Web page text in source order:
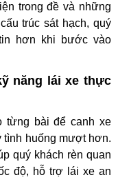
trong đề và những
trúc sát hạch, quý
hơn khi bước vào
năng lái xe thực
từng bài để canh xe
tình huống mượt hơn.
quý khách rèn quan
độ, hỗ trợ lái xe an